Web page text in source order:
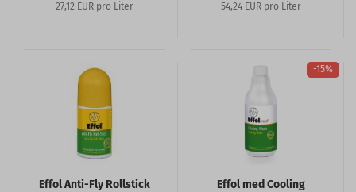
27,12 EUR pro Liter 54,24 EUR pro Liter
Effol Anti-Fly Rollstick
-15%
Effol med Cooling